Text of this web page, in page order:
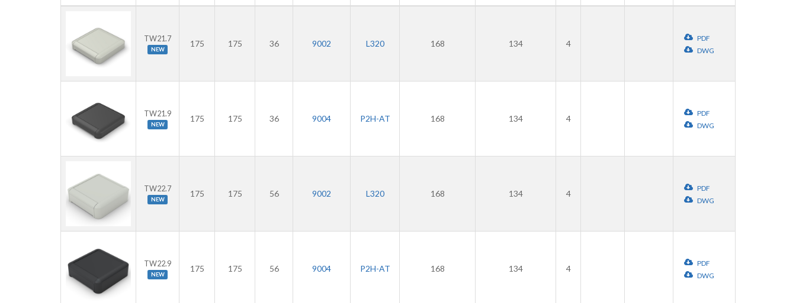
TW21.7
NEW
175 175 36 9002 L320 168 134 4
PDF
DWG
TW21.9
NEW
175 175 36 9004 P2H-AT 168 134 4
PDF
DWG
TW22.7
NEW
175 175 56 9002 L320 168 134 4
PDF
DWG
TW22.9
NEW
175 175 56 9004 P2H-AT 168 134 4
PDF
DWG